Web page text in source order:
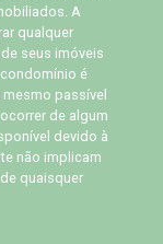
A
qualquer
seus imóveis
é
passível
de algum
devido à
não implicam
quaisquer